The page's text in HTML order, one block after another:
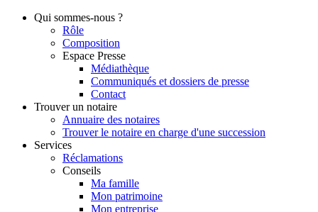
Qui sommes-nous ?
Rôle
Composition
Espace Presse
Médiathèque
Communiqués et dossiers de presse
Contact
Trouver un notaire
Annuaire des notaires
Trouver le notaire en charge d'une succession
Services
Réclamations
Conseils
Ma famille
Mon patrimoine
Mon entreprise